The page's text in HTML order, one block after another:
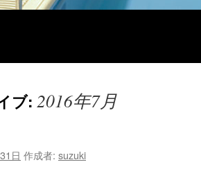
ブ: 2016年7月
日 作成者: suzuki